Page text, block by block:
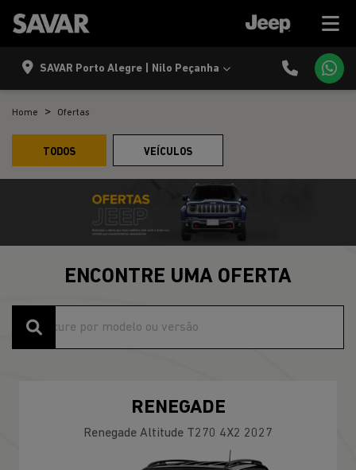
SAVAR Porto Alegre | Nilo Peçanha
Home Ofertas
TODOS VEÍCULOS
ENCONTRE UMA OFERTA
RENEGADE
Renegade Altitude T270 4X2 2027